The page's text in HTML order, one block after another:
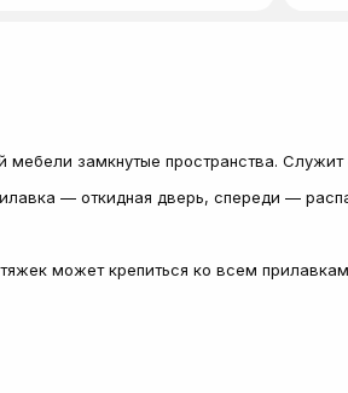
замкнутые пространства.
— откидная дверь, спереди —
может крепиться ко всем